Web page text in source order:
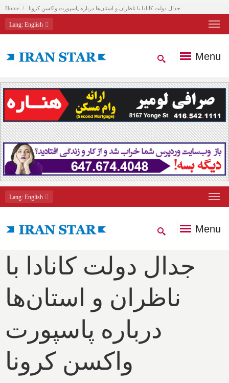
Home جدال دولت کانادا با ناظران و استان‌ها درباره پاسپورت واکسن کرونا
Lang: English
Menu
Lang: English
Menu
جدال دولت کانادا با
ناظران و استان‌ها
درباره پاسپورت
واکسن کرونا